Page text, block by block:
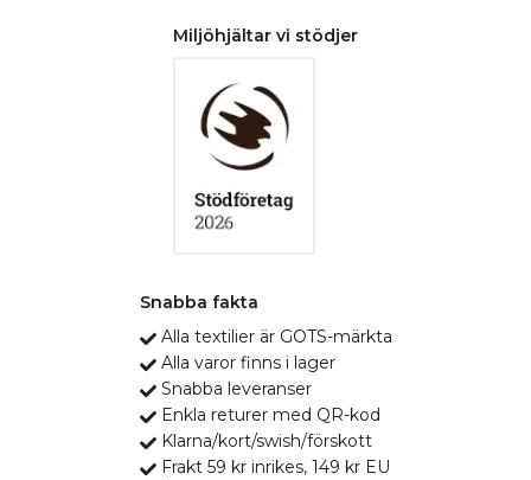
Miljöhjältar vi stödjer
Snabba fakta
Alla textilier är GOTS-märkta
Alla varor finns i lager
Snabba leveranser
Enkla returer med QR-kod
Klarna/kort/swish/förskott
Frakt 59 kr inrikes, 149 kr EU